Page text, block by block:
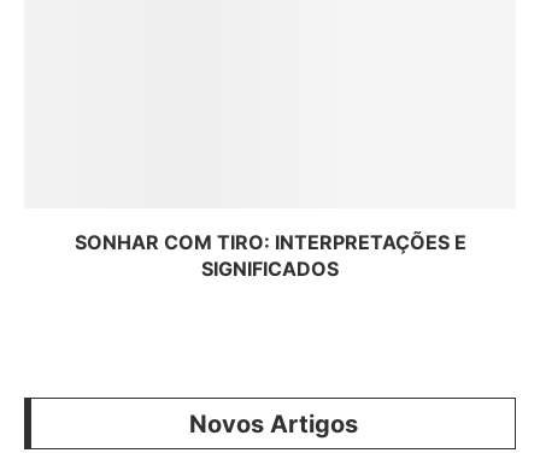
SONHAR COM TIRO: INTERPRETAÇÕES E
SIGNIFICADOS
Novos Artigos